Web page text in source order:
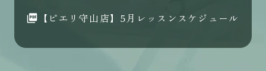
【ピエリ守山店】5月レッスンスケジュール